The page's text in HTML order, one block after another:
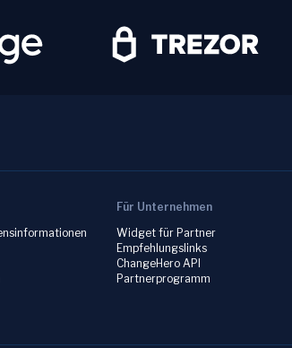
Für Unternehmen
Widget für Partner
Empfehlungslinks
ChangeHero API
Partnerprogramm